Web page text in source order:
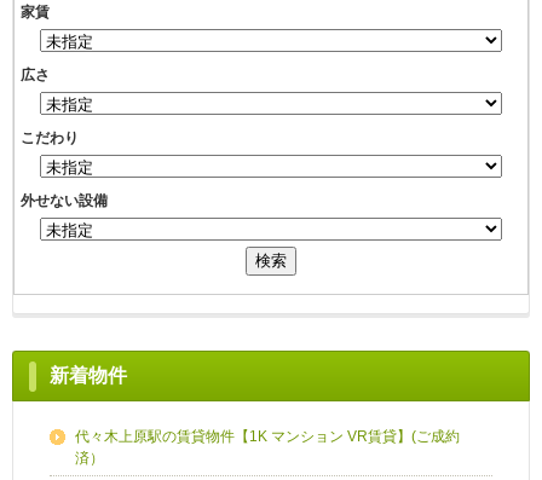
家賃
広さ
こだわり
外せない設備
新着物件
代々木上原駅の賃貸物件【1K マンション VR賃貸】(ご成約
済）